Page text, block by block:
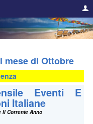
mese di Ottobre
Eventi E
Italiane
Il Corrente Anno